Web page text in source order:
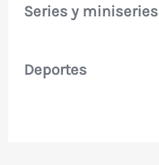
Series y miniseries
Deportes